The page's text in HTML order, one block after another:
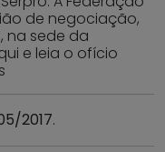
de negociação,
na sede da
e leia o ofício
2017.